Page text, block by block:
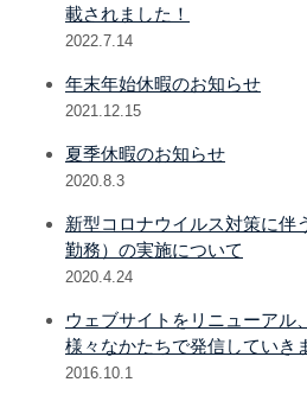
載されました！
2022.7.14
年末年始休暇のお知らせ
2021.12.15
夏季休暇のお知らせ
2020.8.3
新型コロナウイルス対策に伴
勤務）の実施について
2020.4.24
ウェブサイトをリニューアル
様々なかたちで発信していき
2016.10.1